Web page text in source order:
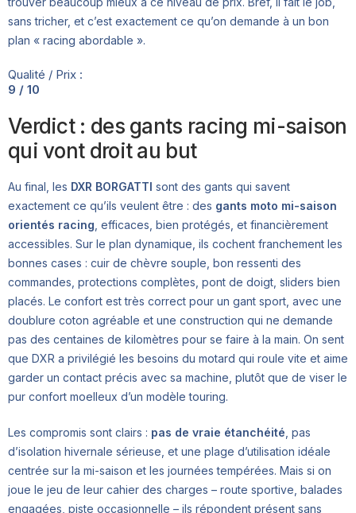
sans tricher, et c’est exactement ce qu’on demande à un bon
plan « racing abordable ».
Qualité / Prix :
9 / 10
Verdict : des gants racing mi-saison
qui vont droit au but
Au final, les DXR BORGATTI sont des gants qui savent
exactement ce qu’ils veulent être : des gants moto mi-saison
orientés racing , efficaces, bien protégés, et financièrement
accessibles. Sur le plan dynamique, ils cochent franchement les
bonnes cases : cuir de chèvre souple, bon ressenti des
commandes, protections complètes, pont de doigt, sliders bien
placés. Le confort est très correct pour un gant sport, avec une
doublure coton agréable et une construction qui ne demande
pas des centaines de kilomètres pour se faire à la main. On sent
que DXR a privilégié les besoins du motard qui roule vite et aime
garder un contact précis avec sa machine, plutôt que de viser le
pur confort moelleux d’un modèle touring.
Les compromis sont clairs : pas de vraie étanchéité , pas
d’isolation hivernale sérieuse, et une plage d’utilisation idéale
centrée sur la mi-saison et les journées tempérées. Mais si on
joue le jeu de leur cahier des charges – route sportive, balades
engagées, piste occasionnelle – ils répondent présent sans